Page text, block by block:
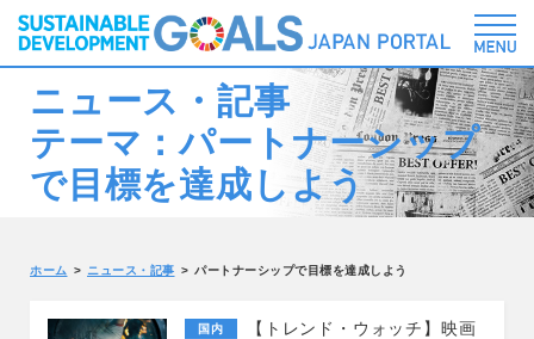
ニュース・記事
テーマ：パートナーシップ
で目標を達成しよう
ホーム ニュース・記事 パートナーシップで目標を達成しよう
国内
【トレンド・ウォッチ】映画